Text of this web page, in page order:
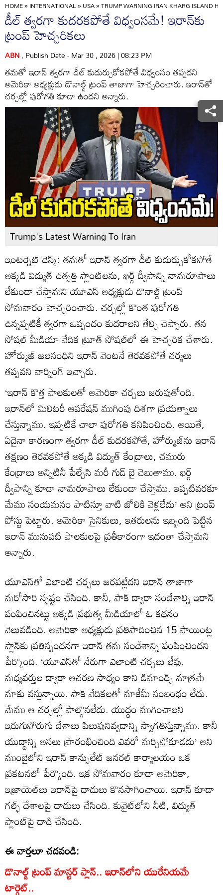
HOME»INTERNATIONAL»USA»TRUMP WARNING IRAN KHARG ISLAND
డీల్ త్వరగా కుదరకపోతే విధ్వంసమే! ఇరాన్‌కు
ట్రంప్ హెచ్చరికలు
ABN, Publish Date - Mar 30 , 2026 | 08:23 PM
తమతో ఇరాన్ త్వరగా డీల్ కుదుర్చుకోకపోతే విధ్వంసం తప్పదని
అమెరికా అధ్యక్షుడు డొనాల్డ్ ట్రంప్ తాజాగా హెచ్చరించారు. ఇరాన్‌తో
చర్చల్లో పురోగతి కూడా ఉందని అన్నారు.
Trump's Latest Warning To Iran
ఇంటర్నెట్ డెస్క్: తమతో ఇరాన్ త్వరగా డీల్ కుదుర్చుకోకపోతే
అక్కడి విద్యుత్ ఉత్పత్తి ప్లాంట్‌లను, ఖర్గ్ ద్వీపాన్ని నామరూపాలు
లేకుండా చేస్తామని యూఎస్ అధ్యక్షుడు డొనాల్డ్ ట్రంప్
సోమవారం హెచ్చరించారు. చర్చల్లో కొంత పురోగతి
ఉన్నప్పటికీ త్వరగా ఒప్పందం కుదరాలని తేల్చి చెప్పారు. తన
సోషల్ మీడియా వేదిక ట్రూత్ సోషల్‌లో ఈ హెచ్చరిక చేశారు.
హోర్ముజ్ జలసంధిని ఇరాన్ వెంటనే తెరవకపోతే చర్యలు
తప్పవని వార్నింగ్ ఇచ్చారు.
‘ఇరాన్ కొత్త పాలకులతో అమెరికా చర్చలు జరుపుతోంది.
ఇరాన్‌లో మిలిటరీ ఆపరేషన్ ముగింపు దిశగా ప్రయత్నాలు
చేస్తున్నాము. ఇప్పటికే చాలా పురోగతి కనిపించింది. అయితే,
ఏదైనా కారణంగా త్వరగా డీల్ కుదరకపోతే, హోర్ముజ్‌ను ఇరాన్
తక్షణం తెరవకపోతే అక్కడి విద్యుత్ కేంద్రాలు, చమురు
కేంద్రాలు అన్నిటినీ పేల్చేసి మరీ గుడ్ బై చెబుతాము. ఖర్గ్
ద్వీపాన్ని కూడా నామరూపాలు లేకుండా చేస్తాము. ఇప్పటివరకూ
మేము సంయమనం పాటిస్తూ వాటి జోలికి వెళ్లలేదు’ అని ట్రంప్
పోస్టు పెట్టారు. అమెరికా సైనికులు, ఇతరులను ఇబ్బంది పెట్టిన
ఇరాన్ మునుపటి పాలకులపై ప్రతీకారంగా ఇదంతా చేస్తామని
అన్నారు.
యూఎస్‌తో ఎలాంటి చర్చలు జరపట్లేదని ఇరాన్ తాజాగా
మరోసారి స్పష్టం చేసింది. కానీ, పాక్ ద్వారా సందేశాల్ని ఇరాన్
పంపించినట్టు అక్కడి ప్రభుత్వ మీడియాలో ఓ కథనం
వెలువడింది. అమెరికా అధ్యక్షుడు ప్రతిపాదించిన 15 పాయింట్ల
ప్లాన్‌కు ప్రతిస్పందనగా ఇరాన్ తమ సందేశాన్ని పంపించిందని
పేర్కొంది. ‘యూఎస్‌తో నేరుగా ఎలాంటి చర్చలు లేవు.
మధ్యవర్తుల ద్వారా ఆచరణ సాధ్యం కాని డిమాండ్స్ మాత్రమే
మాకు వస్తున్నాయి. పాక్ వేదికలతో మాకేమీ సంబంధం లేదు.
మేము ఆ చర్చల్లో పాల్గొనలేదు. యుద్ధం ముగించాలని
ఇరుగుపోరుగు దేశాలు పిలుపునివ్వడాన్ని స్వాగతిస్తున్నాము. కానీ
యుద్ధాన్ని అసలు ప్రారంభించింది ఎవరో మర్చిపోకూడదు’ అని
ముంబైలోని ఇరాన్ కాన్సులేట్ జనరల్ కార్యాలయం ఒక
ప్రకటనలో పేర్కొంది. ఇక సోమవారం కూడా అమెరికా,
ఇజ్రాయెల్‌లు ఇరాన్‌పై దాడులు కొనసాగించాయి. ఇరాన్ కూడా
గల్ఫ్ దేశాలపై దాడులు చేసింది. కువైట్‌లోని నీటి, విద్యుత్
ప్లాంట్‌పై దాడి చేసింది.
ఈ వార్తలూ చదవండి:
డొనాల్డ్ ట్రంప్ మాస్టర్ ప్లాన్.. ఇరాన్‌లోని యురేనియమే
టార్గెట్..